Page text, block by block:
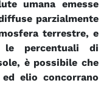
umana emesse
parzialmente
terrestre, e
le percentuali di
è possibile che
elio concorrano